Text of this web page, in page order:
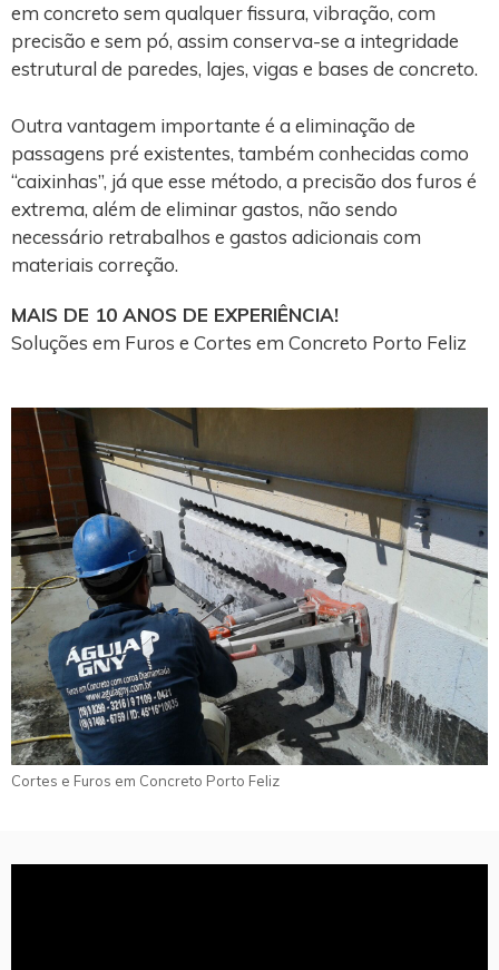
em concreto sem qualquer fissura, vibração, com
precisão e sem pó, assim conserva-se a integridade
estrutural de paredes, lajes, vigas e bases de concreto.
Outra vantagem importante é a eliminação de
passagens pré existentes, também conhecidas como
“caixinhas”, já que esse método, a precisão dos furos é
extrema, além de eliminar gastos, não sendo
necessário retrabalhos e gastos adicionais com
materiais correção.
MAIS DE 10 ANOS DE EXPERIÊNCIA!
Soluções em Furos e Cortes em Concreto Porto Feliz
Cortes e Furos em Concreto Porto Feliz